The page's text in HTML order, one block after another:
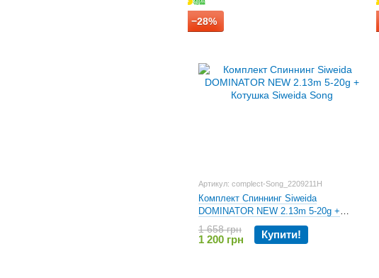
−28%
Артикул: complect-Song_2209211H
Комплект Спиннинг Siweida
DOMINATOR NEW 2.13m 5-20g +
Котушка Siweida Song
1 658 грн
1 200 грн Купити!